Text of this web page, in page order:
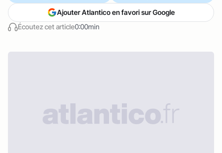
Écoutez cet article0:00min
Ajouter Atlantico en favori sur Google